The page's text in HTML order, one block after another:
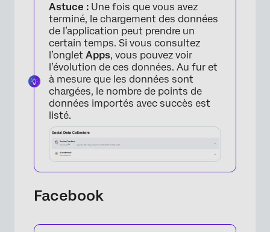
×
Astuce : Une fois que vous avez
terminé, le chargement des données
de l’application peut prendre un
certain temps. Si vous consultez
l’onglet Apps, vous pouvez voir
l’évolution de ces données. Au fur et
à mesure que les données sont
chargées, le nombre de points de
données importés avec succès est
listé.
Facebook